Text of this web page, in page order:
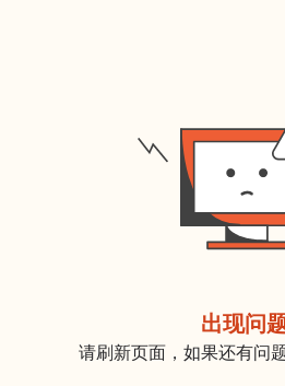
出现问
请刷新页面，如果还有问